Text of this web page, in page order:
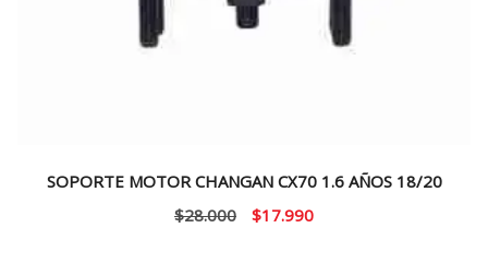
SOPORTE MOTOR CHANGAN CX70 1.6 AÑOS 18/20
$28.000
El
$17.990El